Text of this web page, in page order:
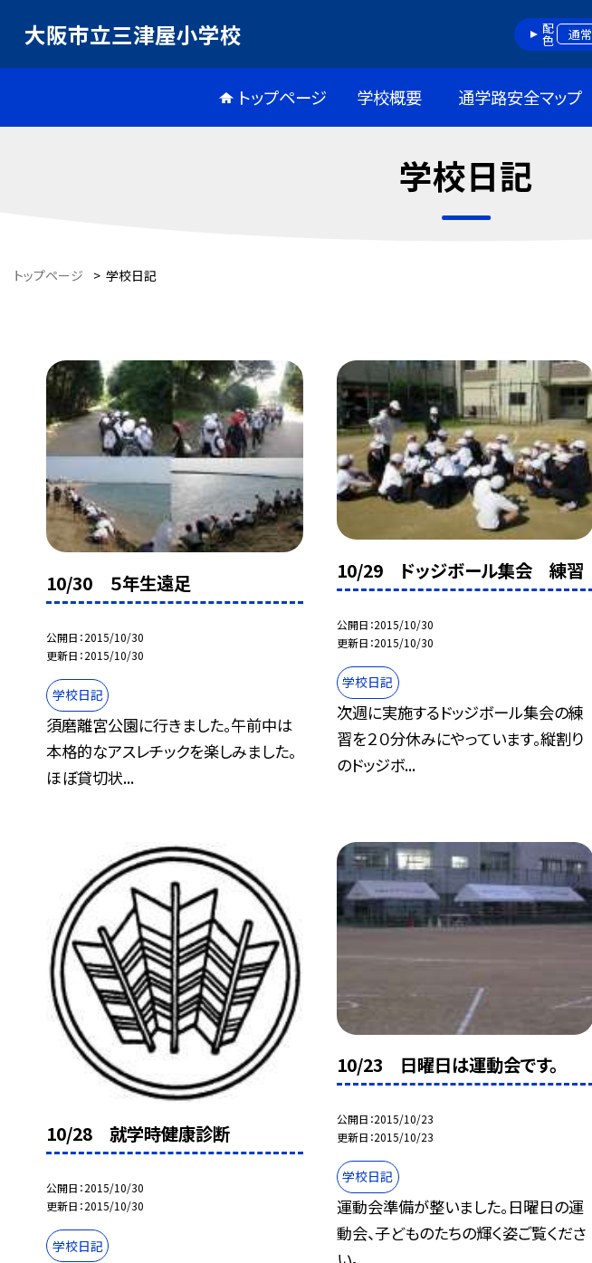
大阪市立三津屋小学校 配色 通常
トップページ 学校概要 通学路安全マップ
学校日記
トップページ > 学校日記
10/30 ５年生遠足
公開日 2015/10/30
更新日 2015/10/30
学校日記
須磨離宮公園に行きました。午前中は
本格的なアスレチックを楽しみました。
ほぼ貸切状...
10/29 ドッジボール集会 練習
公開日 2015/10/30
更新日 2015/10/30
学校日記
次週に実施するドッジボール集会の練
習を２０分休みにやっています。縦割り
のドッジボ...
10/28 就学時健康診断
公開日 2015/10/30
更新日 2015/10/30
学校日記
10/23 日曜日は運動会です。
公開日 2015/10/23
更新日 2015/10/23
学校日記
運動会準備が整いました。日曜日の運
動会、子どものたちの輝く姿ご覧くださ